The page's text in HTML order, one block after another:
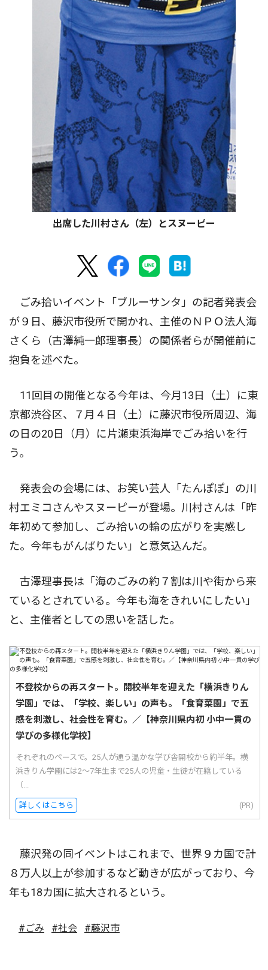
出席した川村さん（左）とスヌーピー
ごみ拾いイベント「ブルーサンタ」の記者発表会
が９日、藤沢市役所で開かれ、主催のＮＰＯ法人海
さくら（古澤純一郎理事長）の関係者らが開催前に
抱負を述べた。
11回目の開催となる今年は、今月13日（土）に東
京都渋谷区、７月４日（土）に藤沢市役所周辺、海
の日の20日（月）に片瀬東浜海岸でごみ拾いを行
う。
発表会の会場には、お笑い芸人「たんぽぽ」の川
村エミコさんやスヌーピーが登場。川村さんは「昨
年初めて参加し、ごみ拾いの輪の広がりを実感し
た。今年もがんばりたい」と意気込んだ。
古澤理事長は「海のごみの約７割は川や街から来
ているとされている。今年も海をきれいにしたい」
と、主催者としての思いを話した。
不登校からの再スタート。開校半年を迎えた「横浜きりん
学園」では、「学校、楽しい」の声も。「食育菜園」で五
感を刺激し、社会性を育む。／【神奈川県内初 小中一貫の
学びの多様化学校】
それぞれのペースで。25人が通う温かな学び舎開校から約半年。横
浜きりん学園には2〜7年生まで25人の児童・生徒が在籍している
（...
詳しくはこちら (PR)
藤沢発の同イベントはこれまで、世界９カ国で計
８万人以上が参加するなど動きが広がっており、今
年も18カ国に拡大されるという。
#ごみ #社会 #藤沢市